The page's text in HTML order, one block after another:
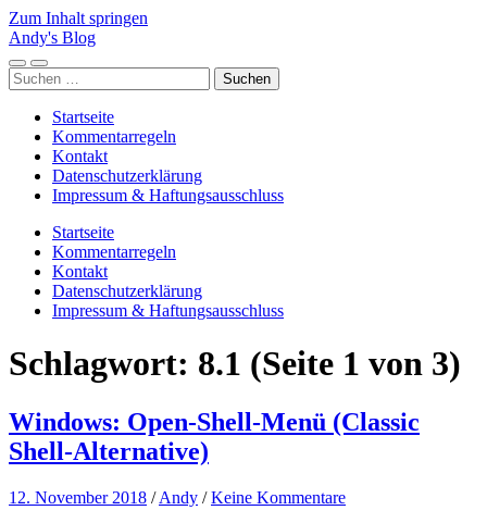
Zum Inhalt springen
Andy's Blog
Mobile-
Menü
Suchfeld
ein-/ausblenden
Suchen
nach:
Startseite
Kommentarregeln
Kontakt
Datenschutzerklärung
Impressum & Haftungsausschluss
Startseite
Kommentarregeln
Kontakt
Datenschutzerklärung
Impressum & Haftungsausschluss
Schlagwort: 8.1 (Seite 1 von 3)
Windows: Open-Shell-Menü (Classic
Shell-Alternative)
12. November 2018 /Andy /Keine Kommentare